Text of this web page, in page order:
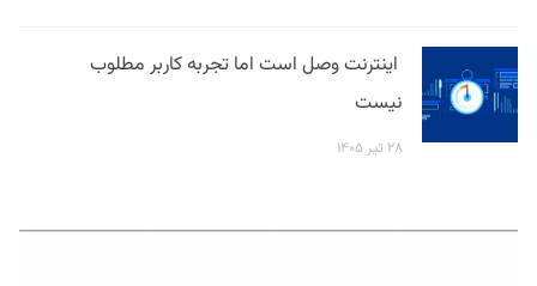
اینترنت وصل است اما تجربه کاربر مطلوب
نیست
۲۸ تیر ۱۴۰۵